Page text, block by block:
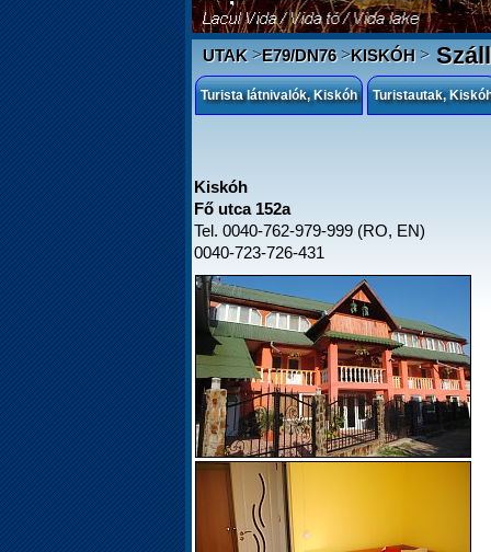
UTAK>E79/DN76>KISKÓH>
Turista látnivalók, Kiskóh Turistautak,
Kiskóh
Fő utca 152a
Tel. 0040-762-979-999 (RO, EN)
0040-723-726-431